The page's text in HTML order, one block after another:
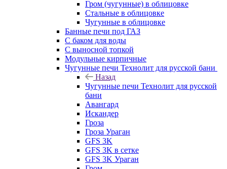
Гром (чугунные) в облицовке
Стальные в облицовке
Чугунные в облицовке
Банные печи под ГАЗ
С баком для воды
С выносной топкой
Модульные кирпичные
Чугунные печи Технолит для русской бани
Назад
Чугунные печи Технолит для русской
бани
Авангард
Искандер
Гроза
Гроза Ураган
GFS 3K
GFS 3K в сетке
GFS 3K Ураган